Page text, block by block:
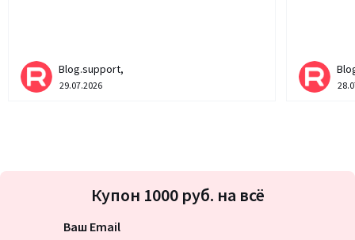
Blog.support,
29.07.2026
на
Купон 1000 руб. на всё
Ваш Email